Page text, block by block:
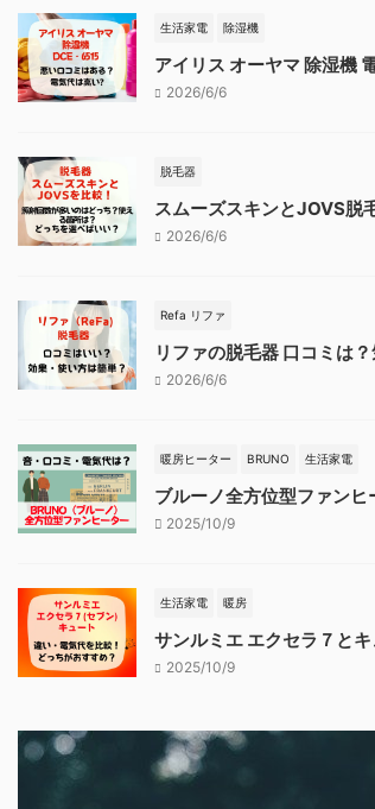
生活家電 除湿機
アイリス オーヤマ 除湿機
2026/6/6
脱毛器
スムーズスキンとJOVS脱
2026/6/6
Refa リファ
リファの脱毛器 口コミは
2026/6/6
暖房ヒーター BRUNO 生活家電
ブルーノ全方位型ファン
2025/10/9
生活家電 暖房
サンルミエ エクセラ７と
2025/10/9